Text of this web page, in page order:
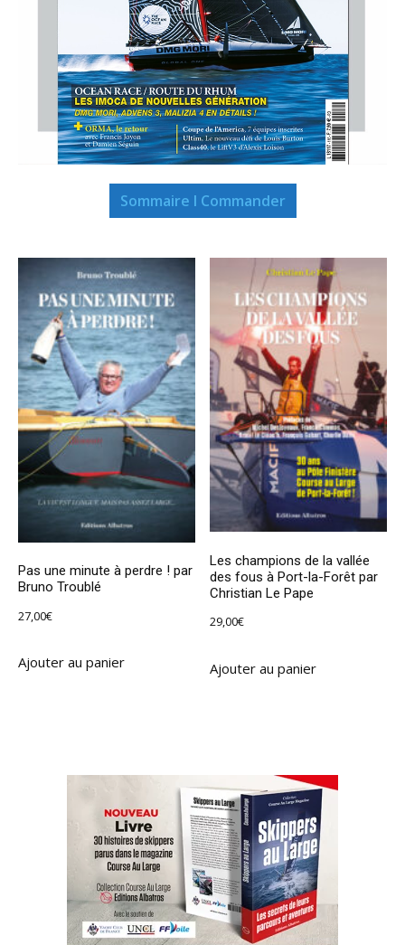
Sommaire I Commander
Pas une minute à perdre ! par
Bruno Troublé
27,00€
Ajouter au panier
Les champions de la vallée
des fous à Port-la-Forêt par
Christian Le Pape
29,00€
Ajouter au panier